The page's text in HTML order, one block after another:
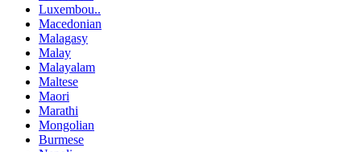
Luxembou..
Macedonian
Malagasy
Malay
Malayalam
Maltese
Maori
Marathi
Mongolian
Burmese